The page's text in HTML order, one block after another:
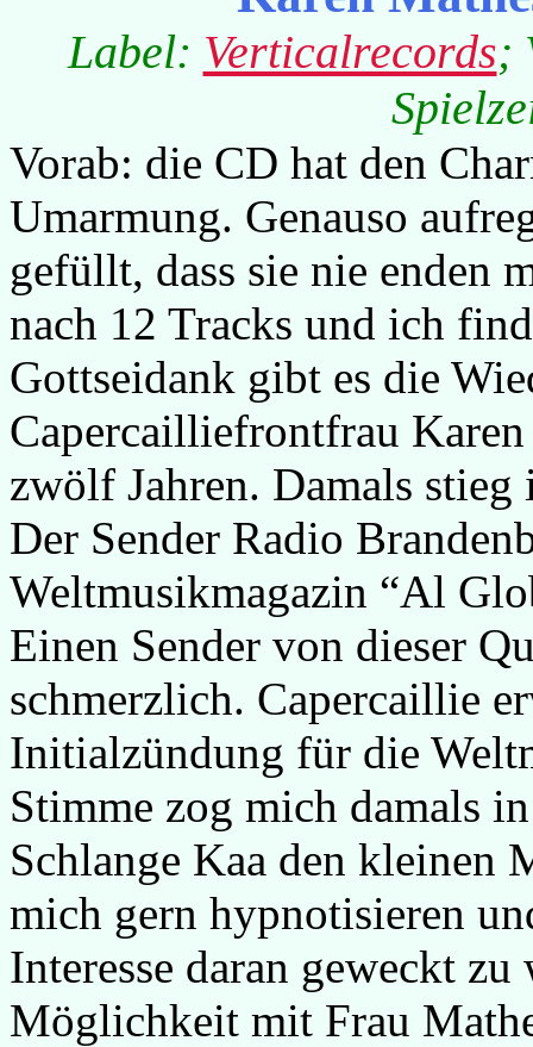
Label: Verticalrecords;
Vorab: die CD hat den
Umarmung. Genauso
gefüllt, dass sie nie enden
nach 12 Tracks und ich
Gottseidank gibt es die
Capercailliefrontfrau
zwölf Jahren. Damals
Der Sender Radio
Weltmusikmagazin “Al
Einen Sender von dieser
schmerzlich. Capercaillie
Initialzündung für die
Stimme zog mich damals
Schlange Kaa den
mich gern hypnotisieren
Interesse daran geweckt
Möglichkeit mit Frau